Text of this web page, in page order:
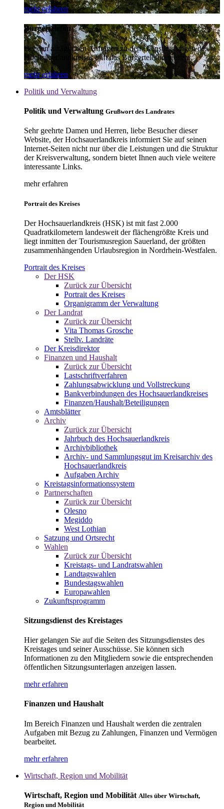
mehr erfahren
Bürgertelefon
Bei den alltäglichen Anfragen zu den Dienstleistungen des
Hochsauerlandkreises hilft das Bürgertelefon weiter.
mehr erfahren
Politik und Verwaltung
Politik und Verwaltung Grußwort des Landrates
Sehr geehrte Damen und Herren, liebe Besucher dieser
Website, der Hochsauerlandkreis informiert Sie auf seinen
Internet-Seiten nicht nur über die Leistungen und die Struktur
der Kreisverwaltung, sondern bietet Ihnen auch viele weitere
interessante Links.
mehr erfahren
Portrait des Kreises
Der Hochsauerlandkreis (HSK) ist mit fast 2.000
Quadratkilometern landesweit der flächengrößte Kreis und
liegt inmitten der Tourismusregion Sauerland, der größten
zusammenhängenden Urlaubsregion in Nordrhein-Westfalen.
Portrait des Kreises
Der HSK
Zurück zur Übersicht
Portrait des Kreises
Organigramm der Verwaltung
Der Landrat
Zurück zur Übersicht
Vita Thomas Grosche
Stellv. Landräte
Der Kreisdirektor
Finanzen und Haushalt
Zurück zur Übersicht
Lastschriftverfahren
Zahlungsabwicklung und Vollstreckung
Bankverbindungen des Hochsauerlandkreises
Finanzen/Haushalt/Beteiligungen
Amtsblätter
Archiv
Zurück zur Übersicht
Jahrbuch des Hochsauerlandkreis
Archivbibliothek
Archiv- und Sammlungsgut im Kreisarchiv des
Hochsauerlandkreis
Aufgaben Archiv
Kreistagsinformationssystem
Partnerschaften
Zurück zur Übersicht
Olesno
Megiddo
West Lothian
Satzung und Ortsrecht
Wahlen
Zurück zur Übersicht
Kreistags- und Landratswahlen
Landtagswahlen
Bundestagswahlen
Europawahlen
Zukunftsprogramm
Sitzungsdienst des Kreistages
Hier gelangen Sie auf die Seiten des Sitzungsdienstes des
Kreistages und seiner Ausschüsse. Sie können sich
Informationen zu den Mitgliedern sowie die entsprechenden
öffentlichen Sitzungsunterlagen anzeigen lassen.
mehr erfahren
Finanzen und Haushalt
Im Bereich Finanzen und Haushalt werden die zentralen
Aufgaben mit Bezug zu Zahlungen, Finanzen und Vermögen
bearbeitet.
mehr erfahren
Wirtschaft, Region und Mobilität
Wirtschaft, Region und Mobilität Alles über Wirtschaft,
Region und Mobilität